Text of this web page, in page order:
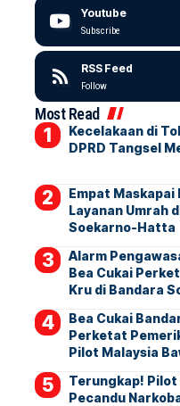
Youtube
Subscribe
RSS Feed
Follow
Most Read
Kecelakaan di
DPRD Tangsel
Empat Maskapai
Layanan Umrah
Soekarno-Hatta
Alarm
Bea Cukai
Kru di Bandara
Bea Cukai
Perketat
Pilot Malaysia
Terungkap! Pilot
Pecandu